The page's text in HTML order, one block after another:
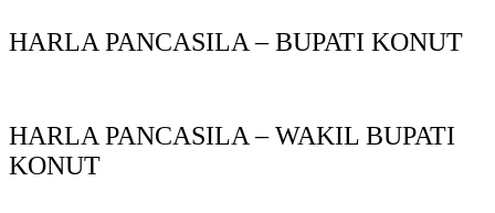
HARLA PANCASILA – BUPATI KONUT
HARLA PANCASILA – WAKIL BUPATI
KONUT